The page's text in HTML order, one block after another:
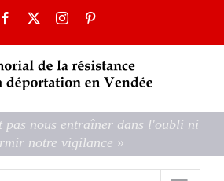
Facebook Instagram
pas nous entraîner dans l'oubli ni
notre vigilance »